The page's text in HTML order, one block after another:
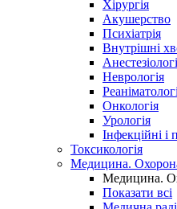
Хірургія
Акушерство
Психіатрія
Внутрішні
Неврологія
Онкологія
Урологія
Інфекційні і
Токсикологія
Медицина.
Медицина.
Показати всі